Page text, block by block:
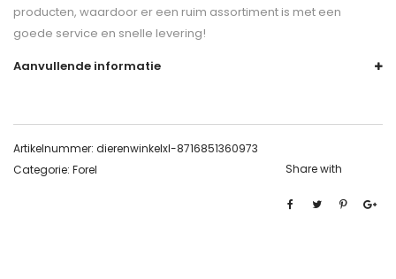
producten, waardoor er een ruim assortiment is met een
goede service en snelle levering!
Aanvullende informatie
Artikelnummer: dierenwinkelxl-8716851360973
Categorie: Forel Share with